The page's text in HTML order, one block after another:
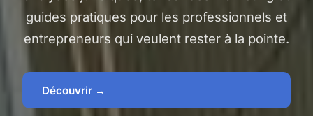
guides pratiques pour les professionnels et
entrepreneurs qui veulent rester à la pointe.
Découvrir →